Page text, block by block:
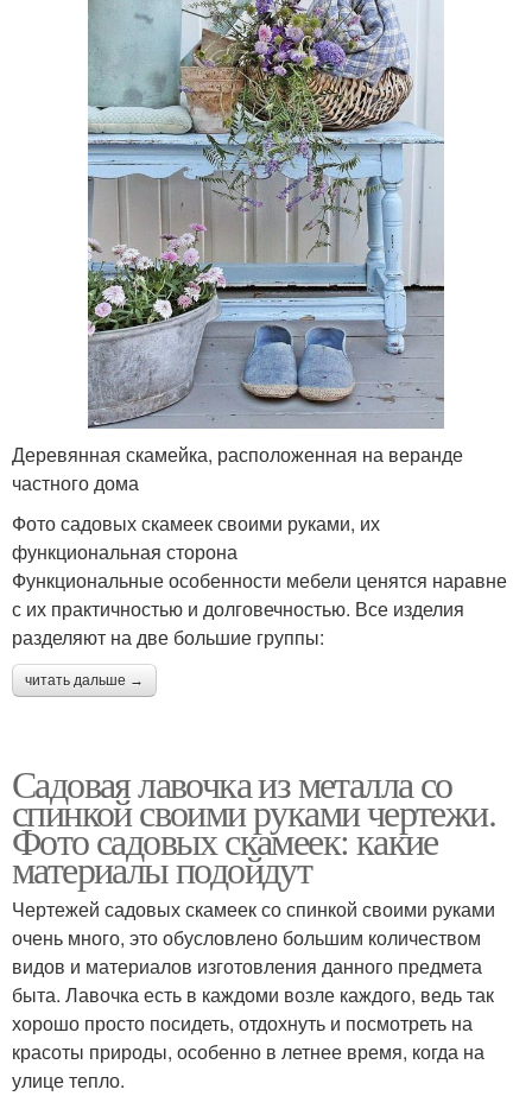
Деревянная скамейка, расположенная на веранде
частного дома
Фото садовых скамеек своими руками, их
функциональная сторона
Функциональные особенности мебели ценятся наравне
с их практичностью и долговечностью. Все изделия
разделяют на две большие группы:
читать дальше →
Садовая лавочка из металла со
спинкой своими руками чертежи.
Фото садовых скамеек: какие
материалы подойдут
Чертежей садовых скамеек со спинкой своими руками
очень много, это обусловлено большим количеством
видов и материалов изготовления данного предмета
быта. Лавочка есть в каждоми возле каждого, ведь так
хорошо просто посидеть, отдохнуть и посмотреть на
красоты природы, особенно в летнее время, когда на
улице тепло.